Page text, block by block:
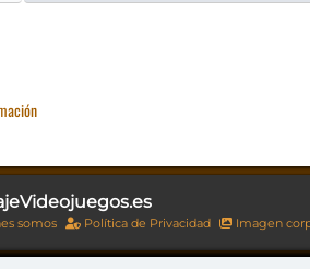
somos Política de Privacidad Imagen